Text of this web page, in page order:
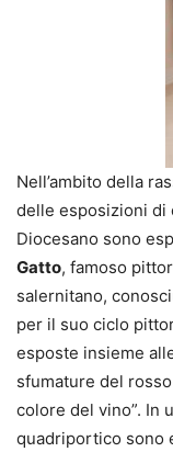
Nell’ambito della
delle esposizioni di
Diocesano sono
Gatto, famoso
salernitano,
per il suo ciclo
esposte insieme
sfumature del
colore del vino”. In
quadriportico sono